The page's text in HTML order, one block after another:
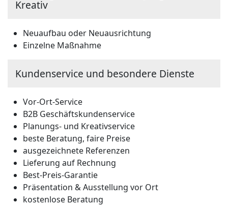
Kreativ
Neuaufbau oder Neuausrichtung
Einzelne Maßnahme
Kundenservice und besondere Dienste
Vor-Ort-Service
B2B Geschäftskundenservice
Planungs- und Kreativservice
beste Beratung, faire Preise
ausgezeichnete Referenzen
Lieferung auf Rechnung
Best-Preis-Garantie
Präsentation & Ausstellung vor Ort
kostenlose Beratung